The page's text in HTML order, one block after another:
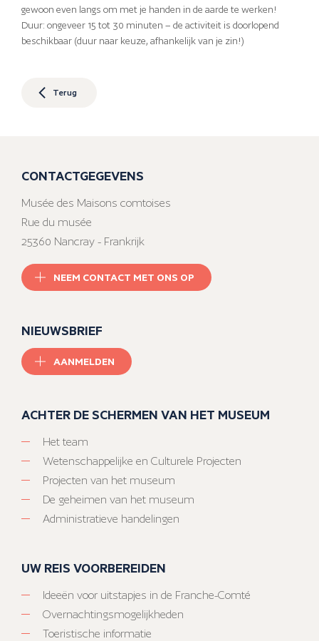
gewoon even langs om met je handen in de aarde te werken!
Duur: ongeveer 15 tot 30 minuten – de activiteit is doorlopend
beschikbaar (duur naar keuze, afhankelijk van je zin!)
Terug
CONTACTGEGEVENS
Musée des Maisons comtoises
Rue du musée
25360 Nancray - Frankrijk
NEEM CONTACT MET ONS OP
NIEUWSBRIEF
AANMELDEN
ACHTER DE SCHERMEN VAN HET MUSEUM
Het team
Wetenschappelijke en Culturele Projecten
Projecten van het museum
De geheimen van het museum
Administratieve handelingen
UW REIS VOORBEREIDEN
Ideeën voor uitstapjes in de Franche-Comté
Overnachtingsmogelijkheden
Toeristische informatie